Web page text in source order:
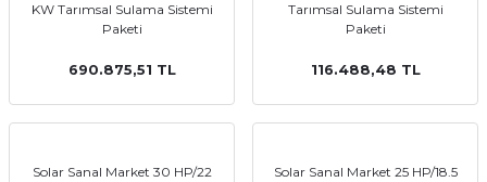
KW Tarımsal Sulama Sistemi
Paketi
690.875,51 TL
Tarımsal Sulama Sistemi
Paketi
116.488,48 TL
Solar Sanal Market 30 HP/22
Solar Sanal Market 25 HP/18.5